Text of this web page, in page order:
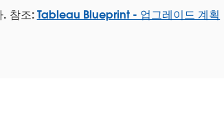
. 참조:Tableau Blueprint - 업그레이드 계획